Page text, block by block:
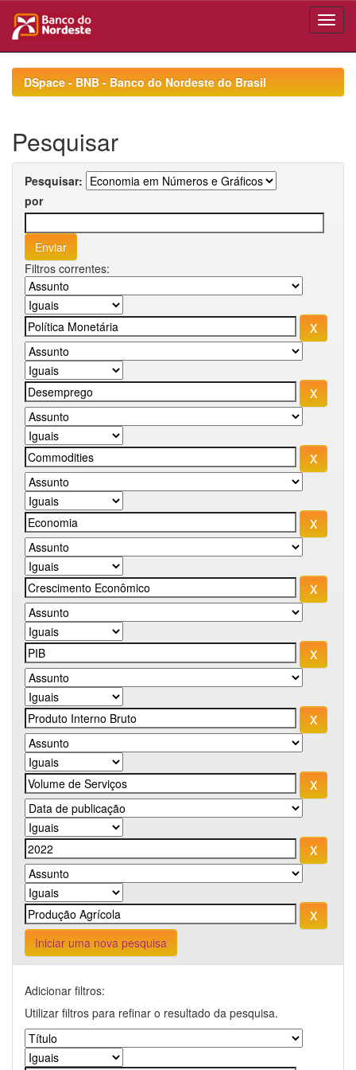
navigationDSpace - BNB - Banco do Nordeste do Brasil
Pesquisar
Pesquisar:
por
Filtros correntes:
Iniciar uma nova pesquisa
Adicionar filtros:
Utilizar filtros para refinar o resultado da pesquisa.